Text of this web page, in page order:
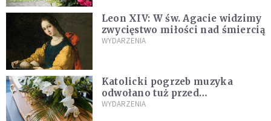
Leon XIV: W św. Agacie widzimy
zwycięstwo miłości nad śmiercią
WYDARZENIA
Katolicki pogrzeb muzyka
odwołano tuż przed
uroczystością. Powodem była
WYDARZENIA